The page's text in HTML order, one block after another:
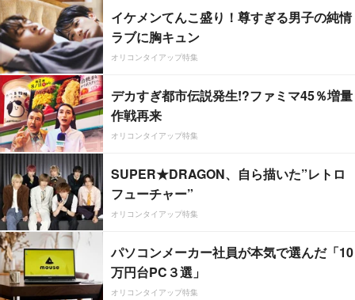
イケメンてんこ盛り！尊すぎる男子の純情
ラブに胸キュン
オリコンタイアップ特集
デカすぎ都市伝説発生!?ファミマ45％増量
作戦再来
オリコンタイアップ特集
SUPER★DRAGON、自ら描いた”レトロ
フューチャー”
オリコンタイアップ特集
パソコンメーカー社員が本気で選んだ「10
万円台PC３選」
オリコンタイアップ特集